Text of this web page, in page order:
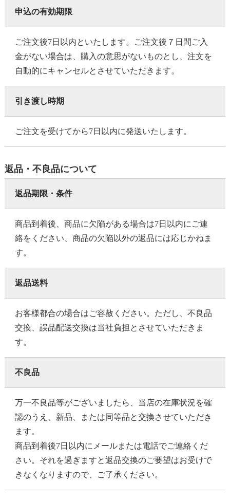
申込の有効期限
ご注文後7日以内といたします。ご注文後７日間ご入
金がない場合は、購入の意思がないものとし、注文を
自動的にキャンセルとさせていただきます。
引き渡し時期
ご注文を受けてから7日以内に発送いたします。
返品・不良品について
返品期限・条件
商品到着後、商品に欠陥がある場合は7日以内にご連
絡をください、商品の欠陥以外の返品には応じかねま
す。
返品送料
お客様都合の場合はご容赦ください。ただし、不良品
交換、誤品配送交換は当社負担とさせていただきま
す。
不良品
万一不良品等がございましたら、当店の在庫状況を確
認のうえ、新品、または同等品と交換させていただき
ます。
商品到着後7日以内にメールまたは電話でご連絡くだ
さい。それを過ぎますと返品交換のご要望はお受けで
きなくなりますので、ご了承ください。